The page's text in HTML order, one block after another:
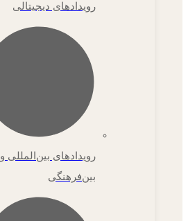
رویدادهای دیجیتالی
رویدادهای بین‌المللی و
بین‌فرهنگی